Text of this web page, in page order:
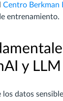
Centro Berkman
entrenamiento.
y LLM
datos